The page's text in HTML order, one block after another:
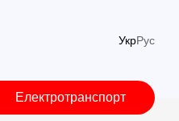
УкрРус
Електротранспорт